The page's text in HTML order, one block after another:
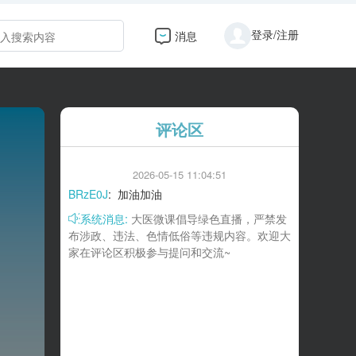
消息 登录/注册
评论区
2026-05-15 11:04:51
BRzE0J: 加油加油
系统消息: 大医微课倡导绿色直播，严禁发
布涉政、违法、色情低俗等违规内容。欢迎大
家在评论区积极参与提问和交流~